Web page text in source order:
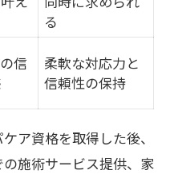
る
信
柔軟な対応力と
信頼性の保持
ア資格を取得した後、
施術サービス提供、家